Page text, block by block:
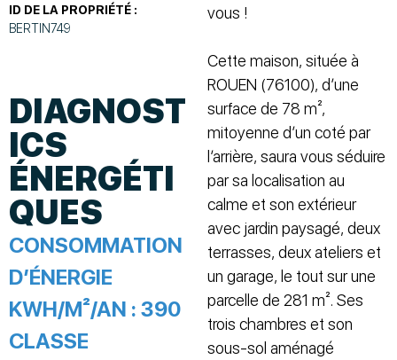
ID DE LA PROPRIÉTÉ :
BERTIN749
DIAGNOST
ICS
ÉNERGÉTI
QUES
CONSOMMATION
D’ÉNERGIE
KWH/M²/AN : 390
CLASSE
vous !
Cette maison, située à
ROUEN (76100), d’une
surface de 78 m²,
mitoyenne d’un coté par
l’arrière, saura vous séduire
par sa localisation au
calme et son extérieur
avec jardin paysagé, deux
terrasses, deux ateliers et
un garage, le tout sur une
parcelle de 281 m². Ses
trois chambres et son
sous-sol aménagé